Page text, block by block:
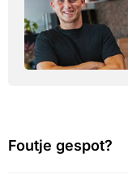
Foutje gespot?